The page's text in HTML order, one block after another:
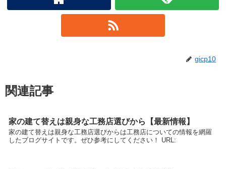
gicp10
関連記事
家の建て替えは親身な工務店選びから【最新情報】
家の建て替えは親身な工務店選びからは工務店についての情報を網羅
したブログサイトです。ぜひ参考にしてください！ URL: